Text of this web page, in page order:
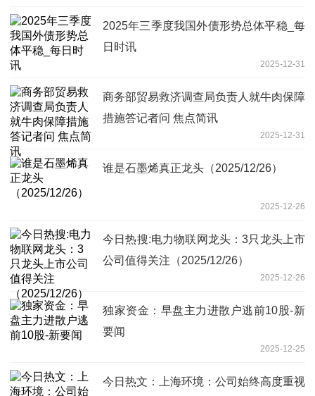
2025年三季度我国外债形势总体平稳_每
日时讯
2025-12-31
商务部贸易救济调查局负责人就牛肉保障
措施答记者问 焦点简讯
2025-12-31
谁是石墨烯真正龙头（2025/12/26）
2025-12-26
今日热搜:电力物联网龙头：3只龙头上市
公司值得关注（2025/12/26）
2025-12-26
独家资金：早盘主力进散户逃前10股-新
要闻
2025-12-25
今日热文：上海环境：公司始终高度重视